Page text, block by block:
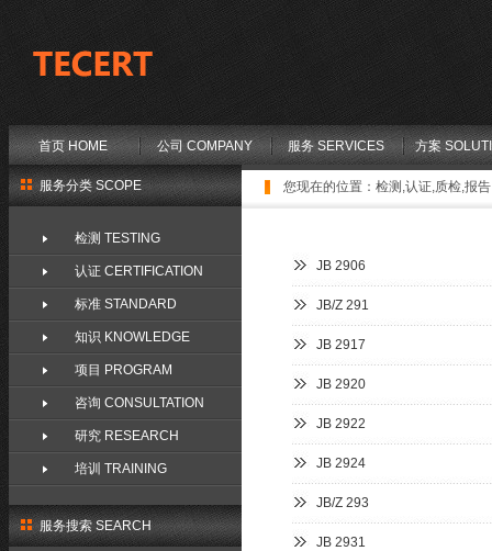
首页 HOME 公司 COMPANY 服务 SERVICES 方案
您现在的位置： 检测,认证,质检,报
服务搜索 SEARCH
服务分类 SCOPE
检测 TESTING
认证 CERTIFICATION
标准 STANDARD
知识 KNOWLEDGE
项目 PROGRAM
咨询 CONSULTATION
研究 RESEARCH
培训 TRAINING
JB 2906
JB/Z 291
JB 2917
JB 2920
JB 2922
JB 2924
JB/Z 293
JB 2931